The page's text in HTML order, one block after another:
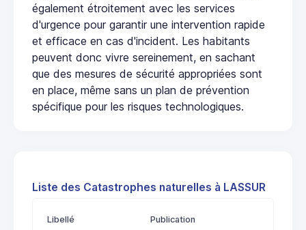
également étroitement avec les services
d'urgence pour garantir une intervention rapide
et efficace en cas d'incident. Les habitants
peuvent donc vivre sereinement, en sachant
que des mesures de sécurité appropriées sont
en place, même sans un plan de prévention
spécifique pour les risques technologiques.
Liste des Catastrophes naturelles à LASSUR
Libellé Publication